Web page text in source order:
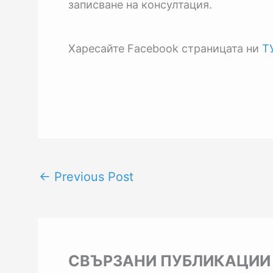
записване на консултация.
Харесайте Facebook страницата ни
← Previous Post
СВЪРЗАНИ ПУБЛИКАЦИИ